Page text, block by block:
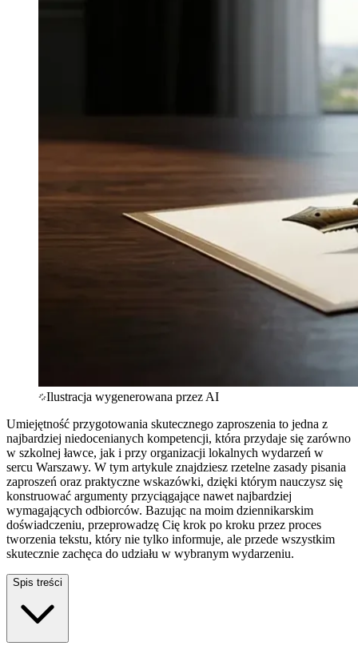
Ilustracja wygenerowana przez AI
Umiejętność przygotowania skutecznego zaproszenia to jedna z
najbardziej niedocenianych kompetencji, która przydaje się zarówno
w szkolnej ławce, jak i przy organizacji lokalnych wydarzeń w
sercu Warszawy. W tym artykule znajdziesz rzetelne zasady pisania
zaproszeń oraz praktyczne wskazówki, dzięki którym nauczysz się
konstruować argumenty przyciągające nawet najbardziej
wymagających odbiorców. Bazując na moim dziennikarskim
doświadczeniu, przeprowadzę Cię krok po kroku przez proces
tworzenia tekstu, który nie tylko informuje, ale przede wszystkim
skutecznie zachęca do udziału w wybranym wydarzeniu.
Spis treści